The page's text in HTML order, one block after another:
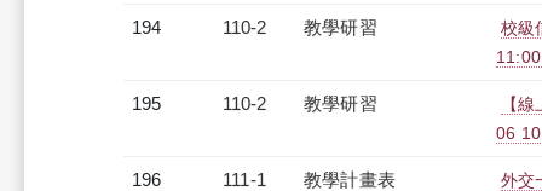
194 110-2 教學研習
校級
195 110-2 教學研習
【
06
196 111-1 教學計畫表 外交